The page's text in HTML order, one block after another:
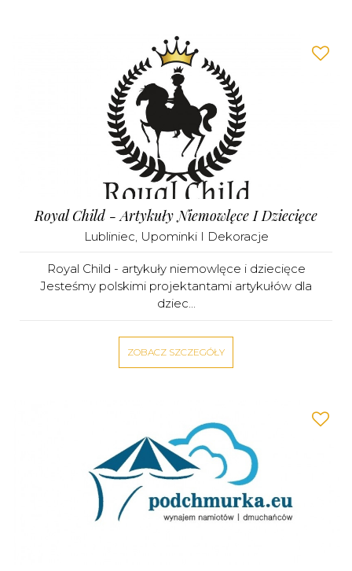
Royal Child - Artykuły Niemowlęce I Dziecięce
Lubliniec, Upominki I Dekoracje
Royal Child - artykuły niemowlęce i dziecięce
Jesteśmy polskimi projektantami artykułów dla
dziec...
ZOBACZ SZCZEGÓŁY